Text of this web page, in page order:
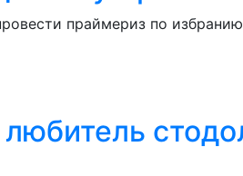
праймериз по